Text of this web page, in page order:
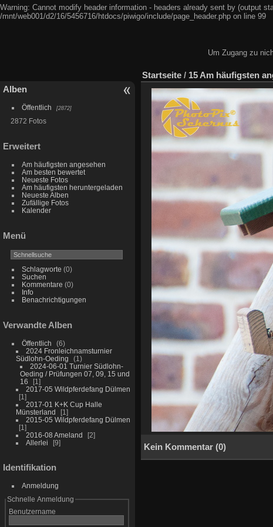
Warning: Cannot modify header information - headers already sent by (output
/mnt/web001/d2/16/5456716/htdocs/piwigo/include/page_header.php on line 99
Um Zugang zu
Alben
Öffentlich 2872
2872 Fotos
Erweitert
Am häufigsten angesehen
Am besten bewertet
Neueste Fotos
Am häufigsten heruntergeladen
Neueste Alben
Zufällige Fotos
Kalender
Menü
Schlagworte (0)
Suchen
Kommentare (0)
Info
Benachrichtigungen
Verwandte Alben
Öffentlich
6
2024 Fronleichnamsturnier
Südlohn-Oeding
1
2024-06-01 Turnier Südlohn-
Oeding / Prüfungen 07, 09, 15 und
16
1
2017-05 Wildpferdefang Dülmen
1
2017-01 K+K Cup Halle
Münsterland
1
2015-05 Wildpferdefang Dülmen
1
2016-08 Ameland
2
Allerlei
9
Identifikation
Anmeldung
Schnelle Anmeldung
Benutzername
Startseite / 15 Am häufigsten
Kein Kommentar (0)